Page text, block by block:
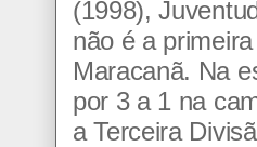
(1998),
não é a
Maracanã. Na
por 3 a 1 na
a Terceira